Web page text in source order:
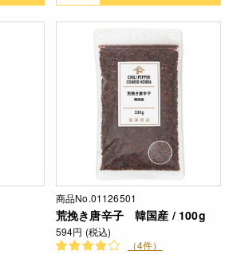
商品No.01126501
荒挽き唐辛子 韓国産 / 100g
594円 (税込)
（4件）